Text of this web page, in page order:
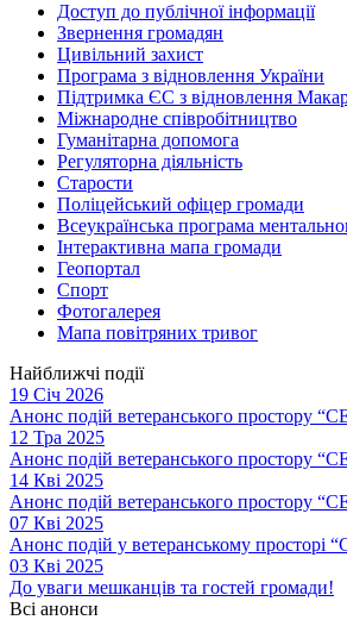
Доступ до публічної інформації
Звернення громадян
Цивільний захист
Програма з відновлення України
Підтримка ЄС з відновлення
Міжнародне співробітництво
Гуманітарна допомога
Регуляторна діяльність
Старости
Поліцейський офіцер громади
Всеукраїнська програма
Інтерактивна мапа громади
Геопортал
Спорт
Фотогалерея
Мапа повітряних тривог
Найближчі події
19 Січ 2026
Анонс подій ветеранського простору
12 Тра 2025
Анонс подій ветеранського простору
14 Кві 2025
Анонс подій ветеранського простору
07 Кві 2025
Анонс подій у ветеранському
03 Кві 2025
До уваги мешканців та гостей громади!
Всі анонси